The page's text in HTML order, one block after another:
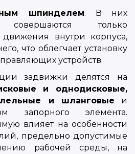
шпинделем. В них
только
движения внутри корпуса,
что облегчает установку
устройств.
задвижки делятся на
и однодисковые,
и шланговые и
запорного элемента.
влияет на особенности
предельно допустимые
рабочей среды, на